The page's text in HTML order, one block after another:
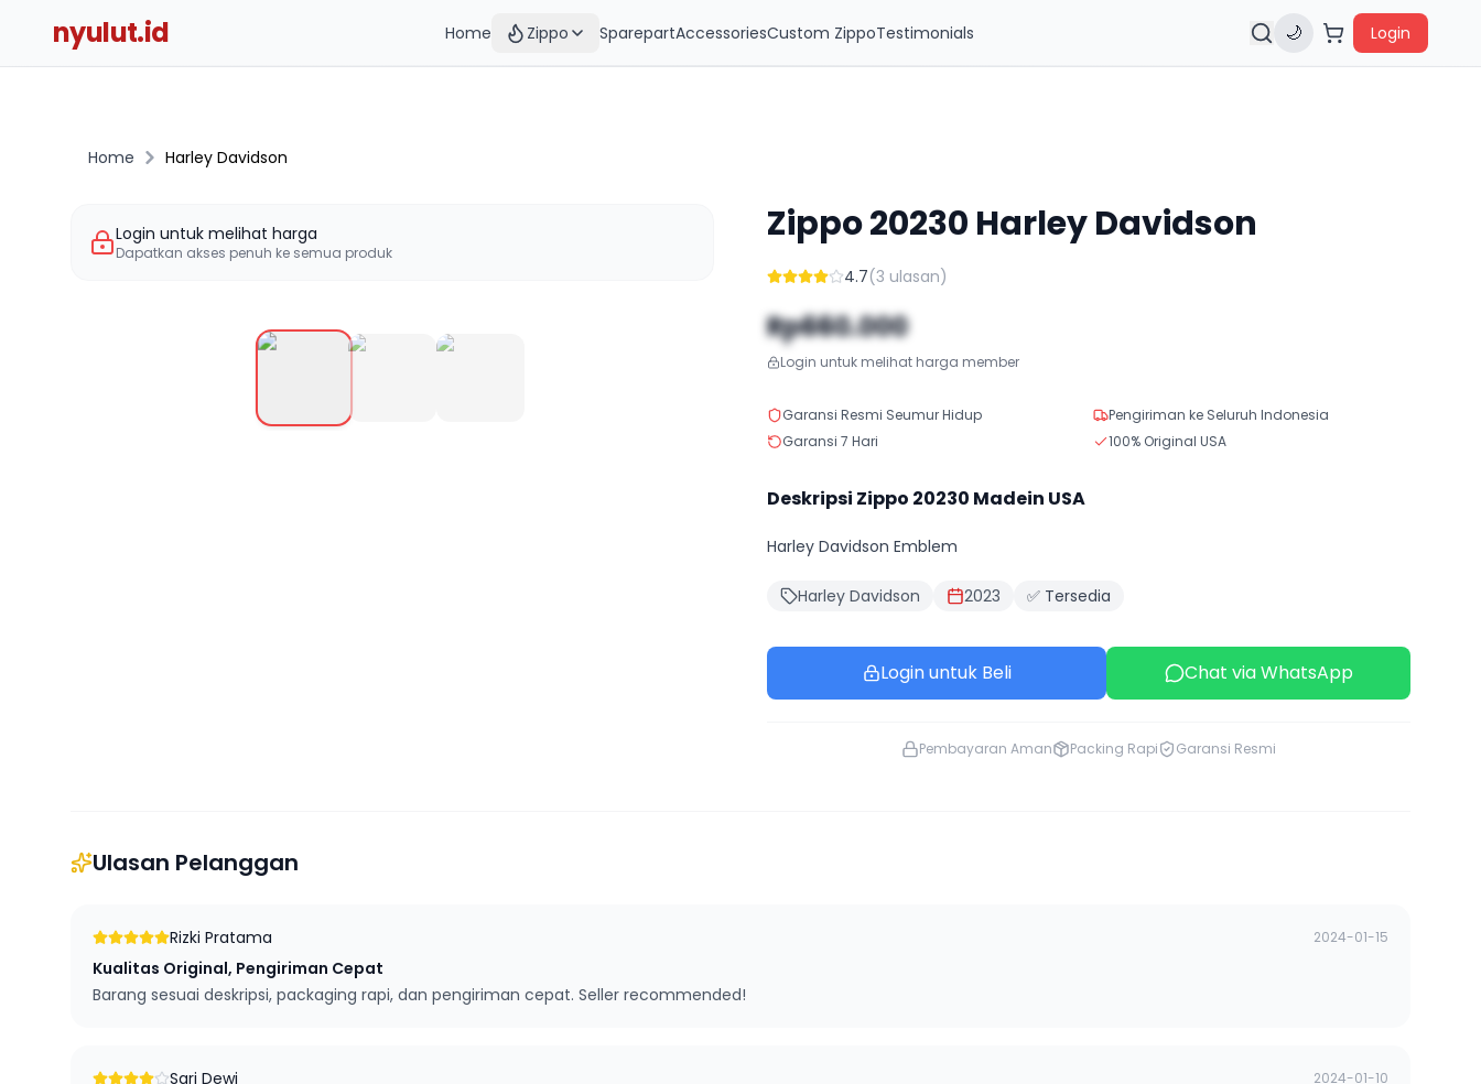
nyulut.id Home Zippo SparepartAccessoriesCustom ZippoTestimonials 🌙 Login
Home Harley Davidson
Login untuk melihat harga
Dapatkan akses penuh ke semua produk
Zippo20230 Harley Davidson
4.7(3 ulasan)
Rp660.000
Login untuk melihat harga member
Garansi Resmi Seumur Hidup
Pengiriman ke Seluruh Indonesia
Garansi 7 Hari
100% Original USA
Deskripsi Zippo 20230 Madein USA
Harley Davidson Emblem
Harley Davidson 2023 ✅ Tersedia
Login untuk Beli Chat via WhatsApp
Pembayaran Aman Packing Rapi Garansi Resmi
Ulasan Pelanggan
Rizki Pratama 2024-01-15
Kualitas Original, Pengiriman Cepat
Barang sesuai deskripsi, packaging rapi, dan pengiriman cepat. Seller recommended!
Sari Dewi 2024-01-10